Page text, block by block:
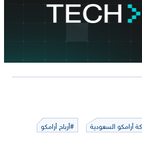
أرامكو السعودية
#أرباح أرامكو